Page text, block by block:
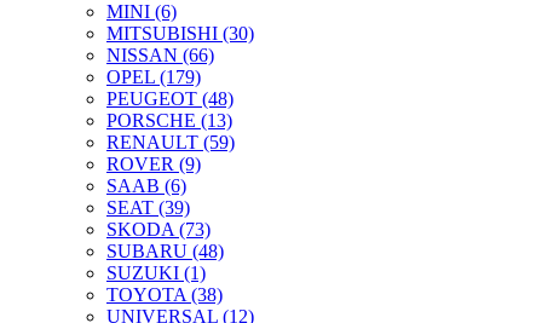
MINI (6)
MITSUBISHI (30)
NISSAN (66)
OPEL (179)
PEUGEOT (48)
PORSCHE (13)
RENAULT (59)
ROVER (9)
SAAB (6)
SEAT (39)
SKODA (73)
SUBARU (48)
SUZUKI (1)
TOYOTA (38)
UNIVERSAL (12)